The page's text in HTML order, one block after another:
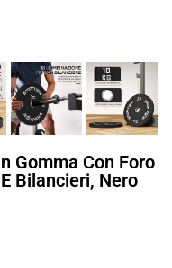
Gomma Con Foro
Bilancieri, Nero